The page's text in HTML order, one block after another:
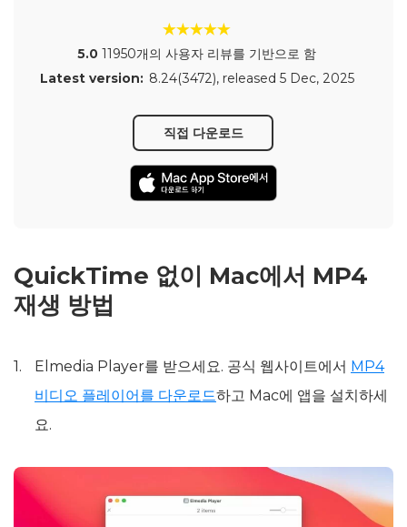
5.0 11950개의 사용자 리뷰를 기반으로 함
Latest version: 8.24(3472), released 5 Dec, 2025
직접 다운로드
QuickTime 없이 Mac에서 MP4
재생 방법
Elmedia Player를 받으세요. 공식 웹사이트에서 MP4
비디오 플레이어를 다운로드하고 Mac에 앱을 설치하세
요.